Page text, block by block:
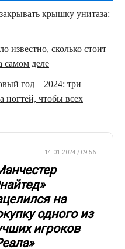
крышку унитаза:
известно, сколько стоит
самом деле
год – 2024: три
ногтей, чтобы всех
14.01.2024 / 09:56
на
одного из
игроков